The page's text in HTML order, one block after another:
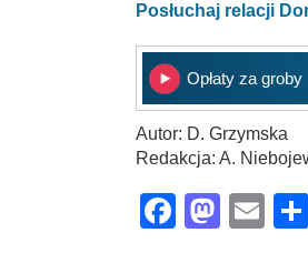
Posłuchaj relacji
Opłaty za groby
Autor: D. Grzymska
Redakcja: A.